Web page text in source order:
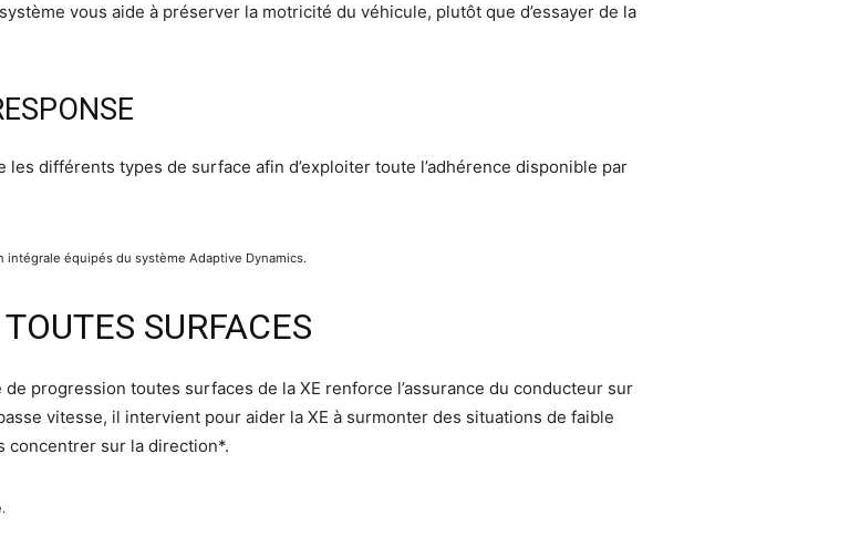
vous aide à préserver la motricité du véhicule, plutôt que d’essayer de la
différents types de surface afin d’exploiter toute l’adhérence disponible par
équipés du système Adaptive Dynamics.
SURFACES
progression toutes surfaces de la XE renforce l’assurance du conducteur sur
vitesse, il intervient pour aider la XE à surmonter des situations de faible
concentrer sur la direction*.